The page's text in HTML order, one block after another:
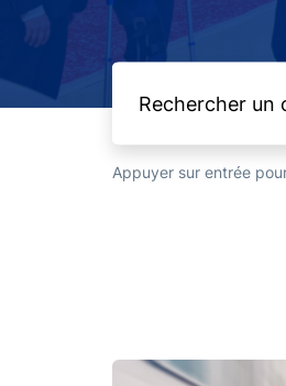
Appuyer sur entrée
Image